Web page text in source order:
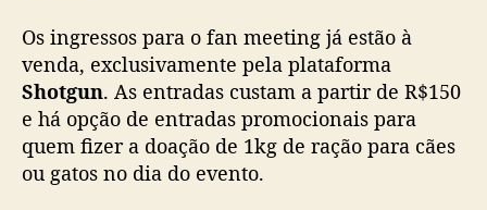
Os ingressos para o fan meeting já estão à
venda, exclusivamente pela plataforma
Shotgun. As entradas custam a partir de R$150
e há opção de entradas promocionais para
quem fizer a doação de 1kg de ração para cães
ou gatos no dia do evento.